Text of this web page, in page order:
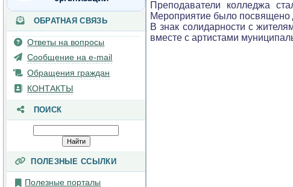
Основные сведения
Структура и органы
управления
образовательной
организацией
Документы
Образование
Руководство
Педагогический состав
Материально-техническое
оснащенность
ОБРАТНАЯ СВЯЗЬ
Ответы на вопросы
Сообщение на e-mail
Обращения граждан
КОНТАКТЫ
ПОИСК
ПОЛЕЗНЫЕ ССЫЛКИ
Полезные порталы
Преподаватели колледжа
Мероприятие было посвящено
В знак солидарности с
вместе с артистами